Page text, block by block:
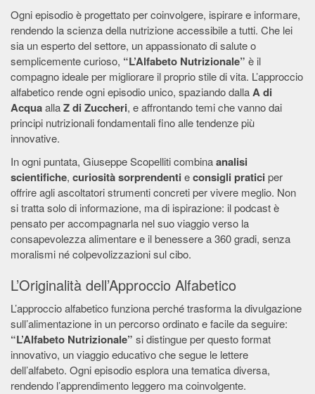
Ogni episodio è progettato per coinvolgere, ispirare e informare,
rendendo la scienza della nutrizione accessibile a tutti. Che lei
sia un esperto del settore, un appassionato di salute o
semplicemente curioso, “L’Alfabeto Nutrizionale” è il
compagno ideale per migliorare il proprio stile di vita. L’approccio
alfabetico rende ogni episodio unico, spaziando dallaA di
AcquaallaZ di Zuccheri, e affrontando temi che vanno dai
principi nutrizionali fondamentali fino alle tendenze più
innovative.
In ogni puntata, Giuseppe Scopelliti combinaanalisi
scientifiche, curiosità sorprendenti econsigli pratici per
offrire agli ascoltatori strumenti concreti per vivere meglio. Non
si tratta solo di informazione, ma di ispirazione: il podcast è
pensato per accompagnarla nel suo viaggio verso la
consapevolezza alimentare e il benessere a 360 gradi, senza
moralismi né colpevolizzazioni sul cibo.
L’Originalità dell’Approccio Alfabetico
L’approccio alfabetico funziona perché trasforma la divulgazione
sull’alimentazione in un percorso ordinato e facile da seguire:
“L’Alfabeto Nutrizionale” si distingue per questo format
innovativo, un viaggio educativo che segue le lettere
dell’alfabeto. Ogni episodio esplora una tematica diversa,
rendendo l’apprendimento leggero ma coinvolgente.